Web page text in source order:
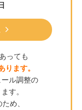
っても
ります。
ル調整の
す。
め、